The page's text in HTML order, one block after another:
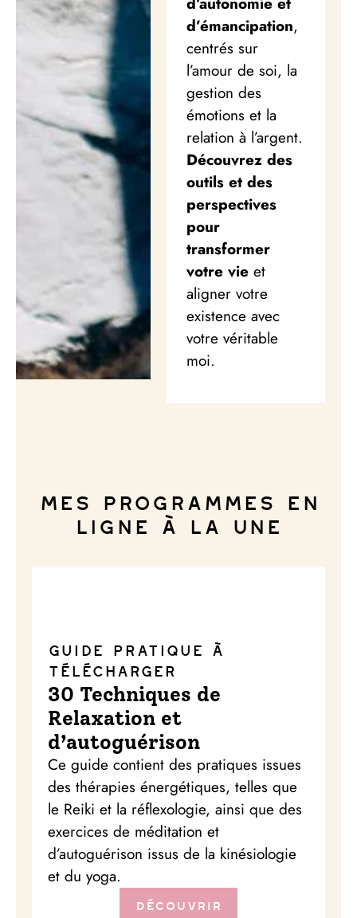
d’émancipation,
centrés sur
l’amour de soi, la
gestion des
émotions et la
relation à l’argent.
Découvrez des
outils et des
perspectives
pour
transformer
votre vieet
aligner votre
existence avec
votre véritable
moi.
Mes programmes en
ligne à la une
Guide pratique à
télécharger
30 Techniques de
Relaxation et
d’autoguérison
Ce guide contient des pratiques issues
des thérapies énergétiques, telles que
le Reiki et la réflexologie, ainsi que des
exercices de méditation et
d’autoguérison issus de la kinésiologie
et du yoga.
Découvrir